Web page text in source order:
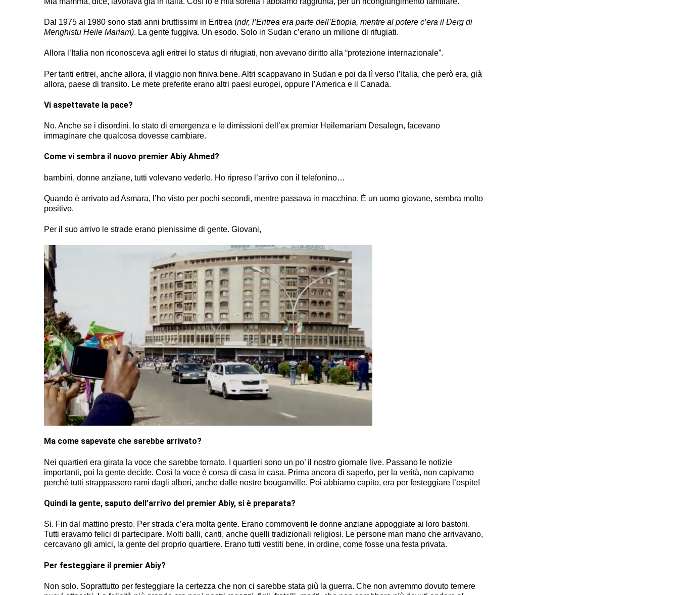
Dal 1975 al 1980 sono stati anni bruttissimi in Eritrea (ndr, l’Eritrea era parte dell’Etiopia, mentre al potere c’era il Derg di
Menghistu Heile Mariam). La gente fuggiva. Un esodo. Solo in Sudan c’erano un milione di rifugiati.
Allora l’Italia non riconosceva agli eritrei lo status di rifugiati, non avevano diritto alla “protezione internazionale”.
Per tanti eritrei, anche allora, il viaggio non finiva bene. Altri scappavano in Sudan e poi da lì verso l’Italia, che però era, già
allora, paese di transito. Le mete preferite erano altri paesi europei, oppure l’America e il Canada.
Vi aspettavate la pace?
No. Anche se i disordini, lo stato di emergenza e le dimissioni dell’ex premier Heilemariam Desalegn, facevano
immaginare che qualcosa dovesse cambiare.
Come vi sembra il nuovo premier Abiy Ahmed?
bambini, donne anziane, tutti volevano vederlo. Ho ripreso l’arrivo con il telefonino…
Quando è arrivato ad Asmara, l’ho visto per pochi secondi, mentre passava in macchina. È un uomo giovane, sembra molto
positivo.
Per il suo arrivo le strade erano pienissime di gente. Giovani,
Ma come sapevate che sarebbe arrivato?
Nei quartieri era girata la voce che sarebbe tornato. I quartieri sono un po’ il nostro giornale live. Passano le notizie
importanti, poi la gente decide. Così la voce è corsa di casa in casa. Prima ancora di saperlo, per la verità, non capivamo
perché tutti strappassero rami dagli alberi, anche dalle nostre bouganville. Poi abbiamo capito, era per festeggiare l’ospite!
Quindi la gente, saputo dell’arrivo del premier Abiy, si è preparata?
Si. Fin dal mattino presto. Per strada c’era molta gente. Erano commoventi le donne anziane appoggiate ai loro bastoni.
Tutti eravamo felici di partecipare. Molti balli, canti, anche quelli tradizionali religiosi. Le persone man mano che arrivavano,
cercavano gli amici, la gente del proprio quartiere. Erano tutti vestiti bene, in ordine, come fosse una festa privata.
Per festeggiare il premier Abiy?
Non solo. Soprattutto per festeggiare la certezza che non ci sarebbe stata più la guerra. Che non avremmo dovuto temere